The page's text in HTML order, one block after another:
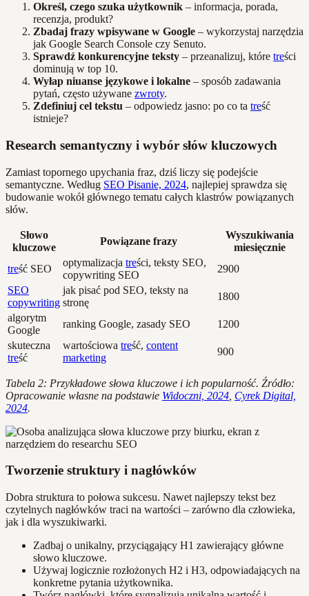
Określ, czego szuka użytkownik – informacja, porada,
recenzja, produkt?
Zbadaj frazy wpisywane w Google – wykorzystaj narzędzia
jak Google Search Console czy Senuto.
Sprawdź konkurencyjne teksty – przeanalizuj, które treści
dominują w top 10.
Wyłap niuanse językowe i lokalne – sposób zadawania
pytań, często używane zwroty.
Zdefiniuj cel tekstu – odpowiedz jasno: po co ta treść
istnieje?
Research semantyczny i wybór słów kluczowych
Zamiast topornego upychania fraz, dziś liczy się podejście
semantyczne. Według SEO Pisanie, 2024, najlepiej sprawdza się
budowanie wokół głównego tematu całych klastrów powiązanych
słów.
Słowo
kluczowe
Powiązane frazy
Wyszukiwania
miesięcznie
treść SEO
optymalizacja treści, teksty SEO,
copywriting SEO
2900
SEO
copywriting
jak pisać pod SEO, teksty na
stronę
1800
algorytm
Google
ranking Google, zasady SEO
1200
skuteczna
treść
wartościowa treść, content
marketing
900
Tabela 2: Przykładowe słowa kluczowe i ich popularność. Źródło:
Opracowanie własne na podstawie Widoczni, 2024 Cyrek Digital,
2024.
Tworzenie struktury i nagłówków
Dobra struktura to połowa sukcesu. Nawet najlepszy tekst bez
czytelnych nagłówków traci na wartości – zarówno dla człowieka,
jak i dla wyszukiwarki.
Zadbaj o unikalny, przyciągający H1 zawierający główne
słowo kluczowe.
Używaj logicznie rozłożonych H2 i H3, odpowiadających na
konkretne pytania użytkownika.